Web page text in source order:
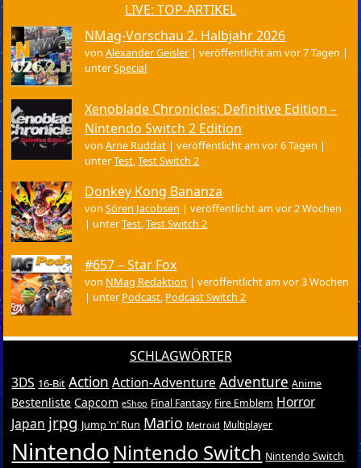
LIVE: TOP-ARTIKEL
NMag-Vorschau 2. Halbjahr 2026
vonAlexander Geisler |veröffentlicht am vor 7 Tagen |
unterSpecial
Xenoblade Chronicles: Definitive Edition –
Nintendo Switch 2 Edition
vonArne Ruddat |veröffentlicht am vor 6 Tagen |
unterTest,Test Switch 2
Donkey Kong Bananza
vonSören Jacobsen |veröffentlicht am vor 2 Wochen
| unterTest,Test Switch 2
#657 – Star Fox
von NMag Redaktion |veröffentlicht am vor 3 Wochen
| unter Podcast, Podcast Switch 2
SCHLAGWÖRTER
3DS 16-Bit Action Action-Adventure Adventure Anime
Bestenliste Capcom eShop Final Fantasy Fire Emblem Horror
Japan jrpg Jump ’n’ Run Mario Metroid Multiplayer
Nintendo Nintendo Switch Nintendo Switch